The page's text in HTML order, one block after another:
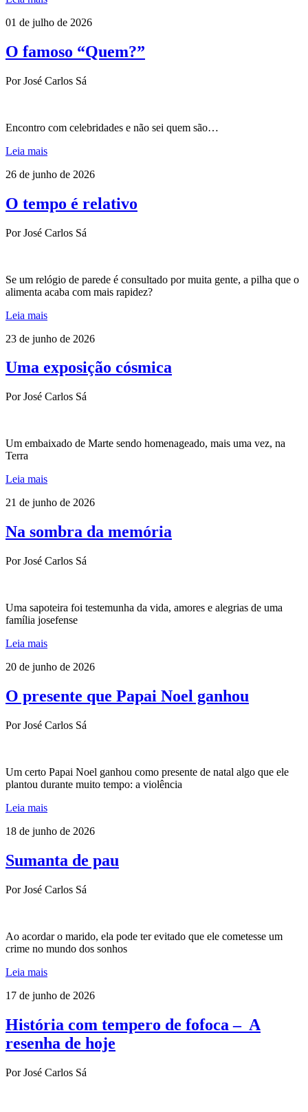
01 de julho de 2026
O famoso “Quem?”
Por José Carlos Sá
Encontro com celebridades e não sei quem são…
Leia mais
26 de junho de 2026
O tempo é relativo
Por José Carlos Sá
Se um relógio de parede é consultado por muita gente, a pilha que o
alimenta acaba com mais rapidez?
Leia mais
23 de junho de 2026
Uma exposição cósmica
Por José Carlos Sá
Um embaixado de Marte sendo homenageado, mais uma vez, na
Terra
Leia mais
21 de junho de 2026
Na sombra da memória
Por José Carlos Sá
Uma sapoteira foi testemunha da vida, amores e alegrias de uma
família josefense
Leia mais
20 de junho de 2026
O presente que Papai Noel ganhou
Por José Carlos Sá
Um certo Papai Noel ganhou como presente de natal algo que ele
plantou durante muito tempo: a violência
Leia mais
18 de junho de 2026
Sumanta de pau
Por José Carlos Sá
Ao acordar o marido, ela pode ter evitado que ele cometesse um
crime no mundo dos sonhos
Leia mais
17 de junho de 2026
História com tempero de fofoca – A
resenha de hoje
Por José Carlos Sá